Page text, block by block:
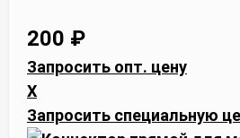
200 ₽
Запросить опт. цену
X
Запросить специальную